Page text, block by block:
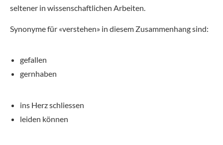
seltener in wissenschaftlichen Arbeiten.
Synonyme für «verstehen» in diesem Zusammenhang sind:
gefallen
gernhaben
ins Herz schliessen
leiden können